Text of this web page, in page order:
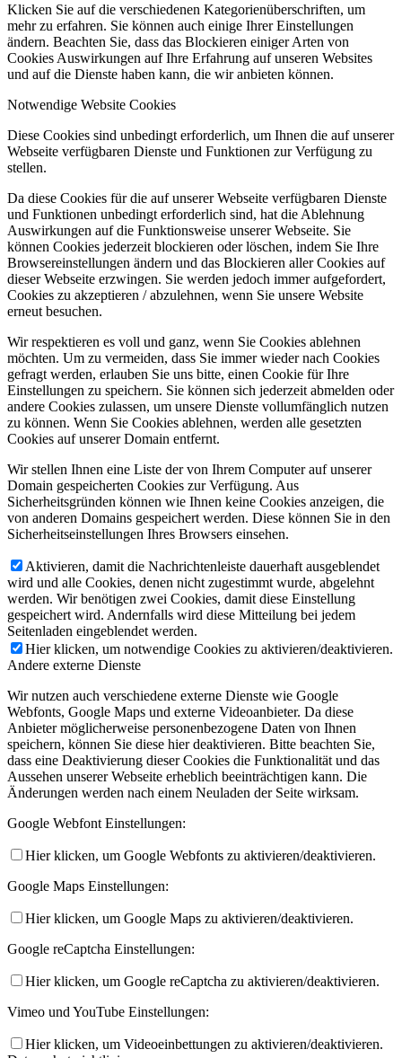
Klicken Sie auf die verschiedenen Kategorienüberschriften, um
mehr zu erfahren. Sie können auch einige Ihrer Einstellungen
ändern. Beachten Sie, dass das Blockieren einiger Arten von
Cookies Auswirkungen auf Ihre Erfahrung auf unseren Websites
und auf die Dienste haben kann, die wir anbieten können.
Notwendige Website Cookies
Diese Cookies sind unbedingt erforderlich, um Ihnen die auf unserer
Webseite verfügbaren Dienste und Funktionen zur Verfügung zu
stellen.
Da diese Cookies für die auf unserer Webseite verfügbaren Dienste
und Funktionen unbedingt erforderlich sind, hat die Ablehnung
Auswirkungen auf die Funktionsweise unserer Webseite. Sie
können Cookies jederzeit blockieren oder löschen, indem Sie Ihre
Browsereinstellungen ändern und das Blockieren aller Cookies auf
dieser Webseite erzwingen. Sie werden jedoch immer aufgefordert,
Cookies zu akzeptieren / abzulehnen, wenn Sie unsere Website
erneut besuchen.
Wir respektieren es voll und ganz, wenn Sie Cookies ablehnen
möchten. Um zu vermeiden, dass Sie immer wieder nach Cookies
gefragt werden, erlauben Sie uns bitte, einen Cookie für Ihre
Einstellungen zu speichern. Sie können sich jederzeit abmelden oder
andere Cookies zulassen, um unsere Dienste vollumfänglich nutzen
zu können. Wenn Sie Cookies ablehnen, werden alle gesetzten
Cookies auf unserer Domain entfernt.
Wir stellen Ihnen eine Liste der von Ihrem Computer auf unserer
Domain gespeicherten Cookies zur Verfügung. Aus
Sicherheitsgründen können wie Ihnen keine Cookies anzeigen, die
von anderen Domains gespeichert werden. Diese können Sie in den
Sicherheitseinstellungen Ihres Browsers einsehen.
Aktivieren, damit die Nachrichtenleiste dauerhaft ausgeblendet
wird und alle Cookies, denen nicht zugestimmt wurde, abgelehnt
werden. Wir benötigen zwei Cookies, damit diese Einstellung
gespeichert wird. Andernfalls wird diese Mitteilung bei jedem
Seitenladen eingeblendet werden.
Hier klicken, um notwendige Cookies zu aktivieren/deaktivieren.
Andere externe Dienste
Wir nutzen auch verschiedene externe Dienste wie Google
Webfonts, Google Maps und externe Videoanbieter. Da diese
Anbieter möglicherweise personenbezogene Daten von Ihnen
speichern, können Sie diese hier deaktivieren. Bitte beachten Sie,
dass eine Deaktivierung dieser Cookies die Funktionalität und das
Aussehen unserer Webseite erheblich beeinträchtigen kann. Die
Änderungen werden nach einem Neuladen der Seite wirksam.
Google Webfont Einstellungen:
Hier klicken, um Google Webfonts zu aktivieren/deaktivieren.
Google Maps Einstellungen:
Hier klicken, um Google Maps zu aktivieren/deaktivieren.
Google reCaptcha Einstellungen:
Hier klicken, um Google reCaptcha zu aktivieren/deaktivieren.
Vimeo und YouTube Einstellungen:
Hier klicken, um Videoeinbettungen zu aktivieren/deaktivieren.